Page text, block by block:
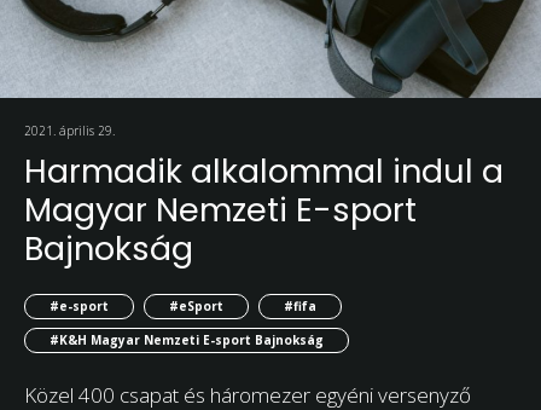
2021. április 29.
Harmadik alkalommal indul a
Magyar Nemzeti E-sport
Bajnokság
#e-sport #eSport
#fifa
#K&H Magyar Nemzeti E-sport Bajnokság
Közel 400 csapat és háromezer egyéni versenyző